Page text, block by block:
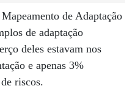
de Adaptação
de adaptação
deles estavam nos
e apenas 3%
riscos.